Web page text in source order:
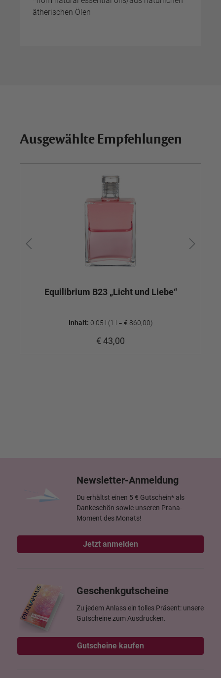
ätherischen Ölen
Ausgewählte Empfehlungen
Equilibrium B23 „Licht und Liebe“
Inhalt: 0.05 l (1 l = € 860,00)
€ 43,00
Newsletter-Anmeldung
Du erhältst einen 5 € Gutschein* als
Dankeschön sowie unseren Prana-
Moment des Monats!
Jetzt anmelden
Geschenkgutscheine
Zu jedem Anlass ein tolles Präsent: unsere
Gutscheine zum Ausdrucken.
Gutscheine kaufen